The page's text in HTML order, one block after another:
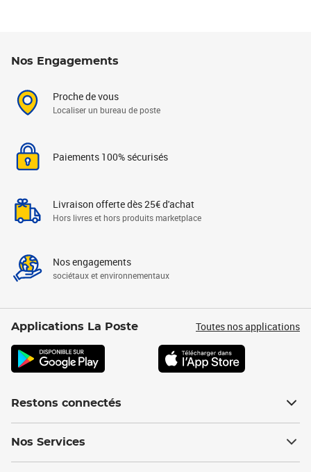
Nos Engagements
Proche de vous
Localiser un bureau de poste
Paiements 100% sécurisés
Livraison offerte dès 25€ d'achat
Hors livres et hors produits marketplace
Nos engagements
sociétaux et environnementaux
Applications La Poste Toutes nos applications
Restons connectés
Nos Services